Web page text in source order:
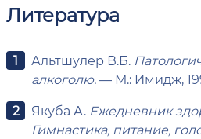
Литература
Альтшулер В.Б.
алкоголю.— М.: Имидж,
Якуба А. Ежедневник
Гимнастика, питание,